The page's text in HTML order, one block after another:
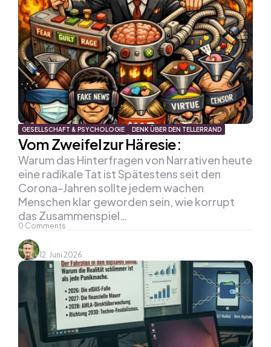
GESELLSCHAFT & PSYCHOLOGIE DENK ÜBER DEN TELLERRAND
Vom Zweifel zur Häresie:
0 Comments
Warum das Hinterfragen von Narrativen heute
eine radikale Tat ist Spätestens seit den
Corona-Jahren sollte jedem wachen
Menschen klar geworden sein, wie korrupt
das Zusammenspiel…
12. Juni 2026